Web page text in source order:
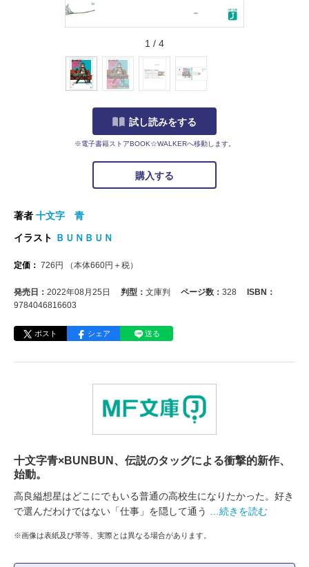
1 / 4
試し読みをする
※電子書籍ストアBOOK☆WALKERへ移動します。
購入する
著者 十文字 青
イラスト ＢＵＮＢＵＮ
定価： 726 円 （本体660円＋税）
発売日： 2022年08月25日 判型： 文庫判 ページ数： 328
ISBN：
9784046816603
ポスト シェア 送る
十文字青×BUNBUN、伝説のタッグによる衝撃的新作、
始動。
高良縊想星はどこにでもいる普通の高校生になりたかった。好き
で選んだわけではない「仕事」を隠して通う
…続きを読む
※画像は表紙及び帯等、実際とは異なる場合があります。